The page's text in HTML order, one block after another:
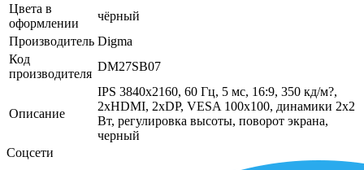
Цвета в
оформлении
чёрный
Производитель Digma
Код
производителя
DM27SB07
Описание
IPS 3840x2160, 60 Гц, 5 мс, 16:9, 350 кд/м?,
2xHDMI, 2xDP, VESA 100х100, динамики 2x2
Вт, регулировка высоты, поворот экрана,
черный
Соцсети